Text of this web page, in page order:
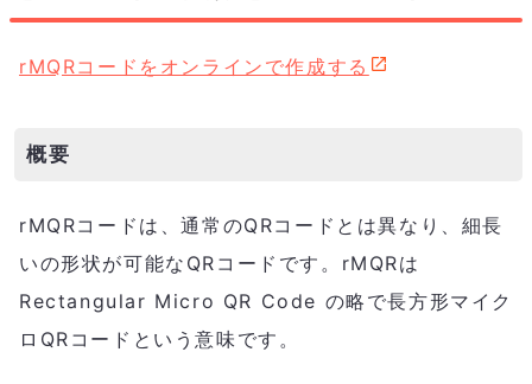
rMQRコードをオンラインで作成する
概要
rMQRコードは、通常のQRコードとは異なり、細長
いの形状が可能なQRコードです。rMQRは
Rectangular Micro QR Code の略で長方形マイク
ロQRコードという意味です。